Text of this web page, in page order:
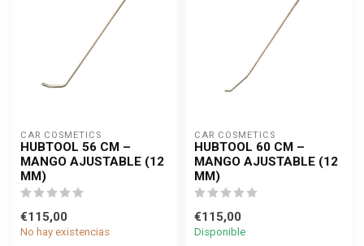
CAR COSMETICS
HUBTOOL 56 CM –
MANGO AJUSTABLE (12
MM)
€115,00
No hay existencias
CAR COSMETICS
HUBTOOL 60 CM –
MANGO AJUSTABLE (12
MM)
€115,00
Disponible